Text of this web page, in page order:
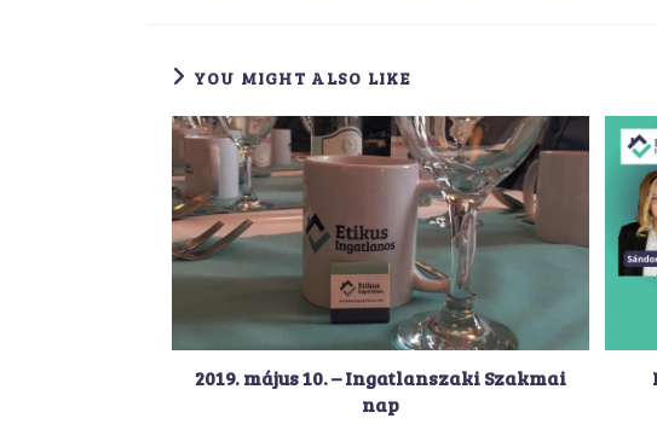
YOU MIGHT ALSO LIKE
2019. május 10. – Ingatlanszaki Szakmai
nap